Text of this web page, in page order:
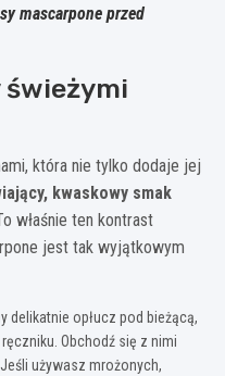
mascarpone przed
która nie tylko dodaje jej
kwaskowy smak
właśnie ten kontrast
jest tak wyjątkowym
delikatnie opłucz pod bieżącą,
Obchodź się z nimi
używasz mrożonych,